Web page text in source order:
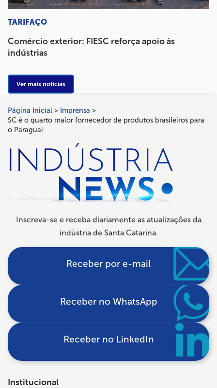
TARIFAÇO
Comércio exterior: FIESC reforça apoio às
indústrias
Ver mais notícias
Trilha
de
navegação
Página Inicial
Imprensa
SC é o quarto maior fornecedor de produtos brasileiros para
o Paraguai
Inscreva-se e receba diariamente as atualizações da
indústria de Santa Catarina.
Receber por e-mail
Receber no WhatsApp
Receber no LinkedIn
Institucional